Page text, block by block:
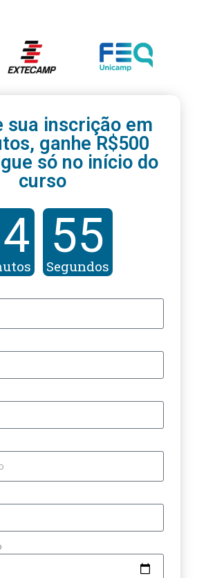
sua inscrição em
ganhe R$500
só no início do
curso
55
Segundos